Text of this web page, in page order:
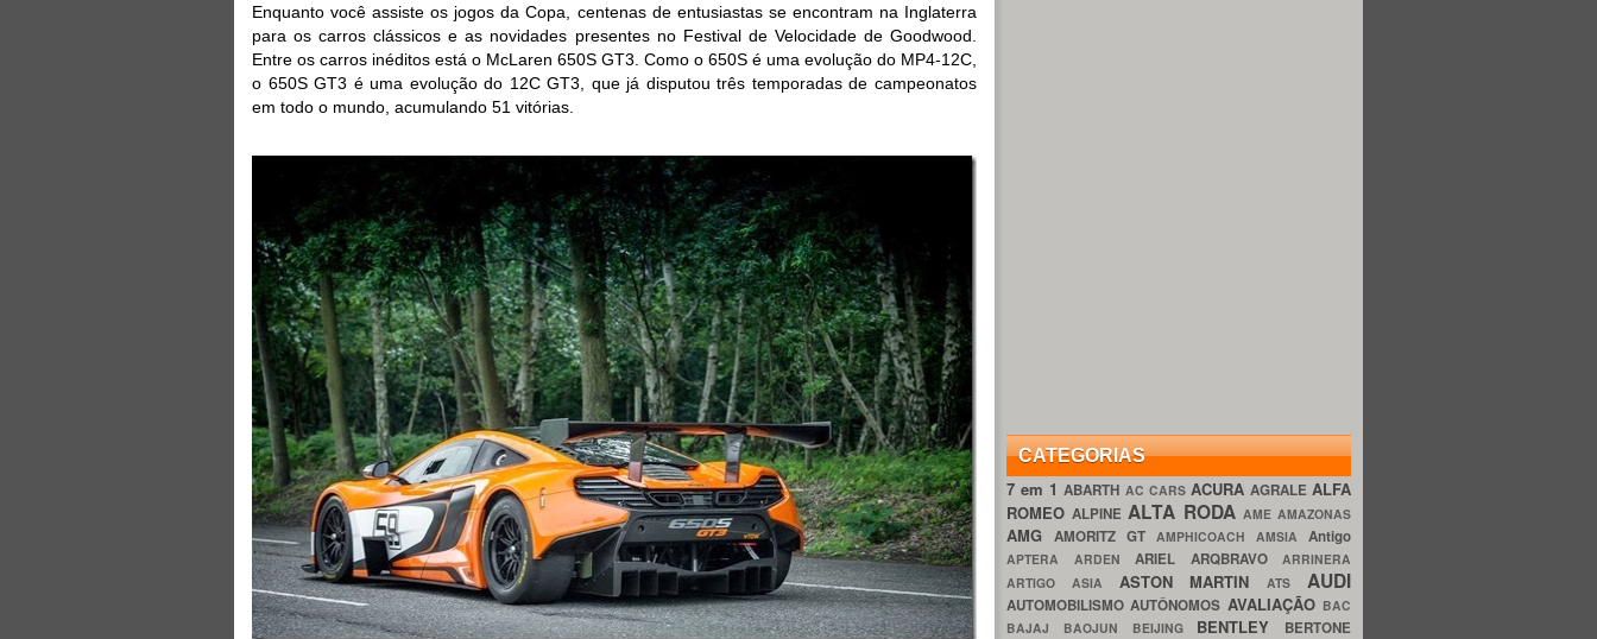
Enquanto você assiste os jogos da Copa, centenas de entusiastas se encontram na Inglaterra
para os carros clássicos e as novidades presentes no Festival de Velocidade de Goodwood.
Entre os carros inéditos está o McLaren 650S GT3. Como o 650S é uma evolução do MP4-12C,
o 650S GT3 é uma evolução do 12C GT3, que já disputou três temporadas de campeonatos
em todo o mundo, acumulando 51 vitórias.
CATEGORIAS
7 em 1ABARTH AC CARS ACURA AGRALE ALFA
ROMEOALPINEALTA RODA AME AMAZONAS
AMG AMORITZ GT AMPHICOACH AMSIA Antigo
APTERA ARDEN ARIEL ARQBRAVO ARRINERA
ARTIGO ASIA ASTON MARTINATS AUDI
AUTOMOBILISMOAUTÔNOMOS AVALIAÇÃO BAC
BAJAJ BAOJUN BEIJING BENTLEY BERTONE